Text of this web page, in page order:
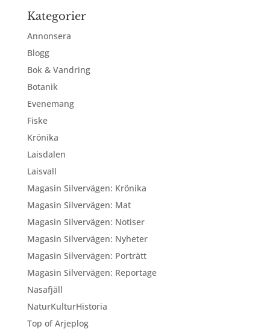
Kategorier
Annonsera
Blogg
Bok & Vandring
Botanik
Evenemang
Fiske
Krönika
Laisdalen
Laisvall
Magasin Silvervägen: Krönika
Magasin Silvervägen: Mat
Magasin Silvervägen: Notiser
Magasin Silvervägen: Nyheter
Magasin Silvervägen: Porträtt
Magasin Silvervägen: Reportage
Nasafjäll
NaturKulturHistoria
Top of Arjeplog